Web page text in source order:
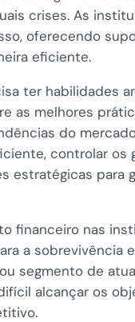
crises. As
oferecendo
eficiente.
ter habilidades
as melhores
do
controlar os
estratégicas para
financeiro nas
a sobrevivência
segmento de
alcançar os